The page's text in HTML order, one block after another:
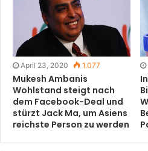
April 23, 2020 1.077
Mukesh Ambanis
Wohlstand steigt nach
dem Facebook-Deal und
stürzt Jack Ma, um Asiens
reichste Person zu werden